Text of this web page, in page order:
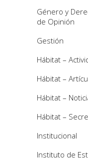
Género y
de Opinión
Gestión
Hábitat –
Hábitat –
Hábitat –
Hábitat –
Institucional
Instituto de